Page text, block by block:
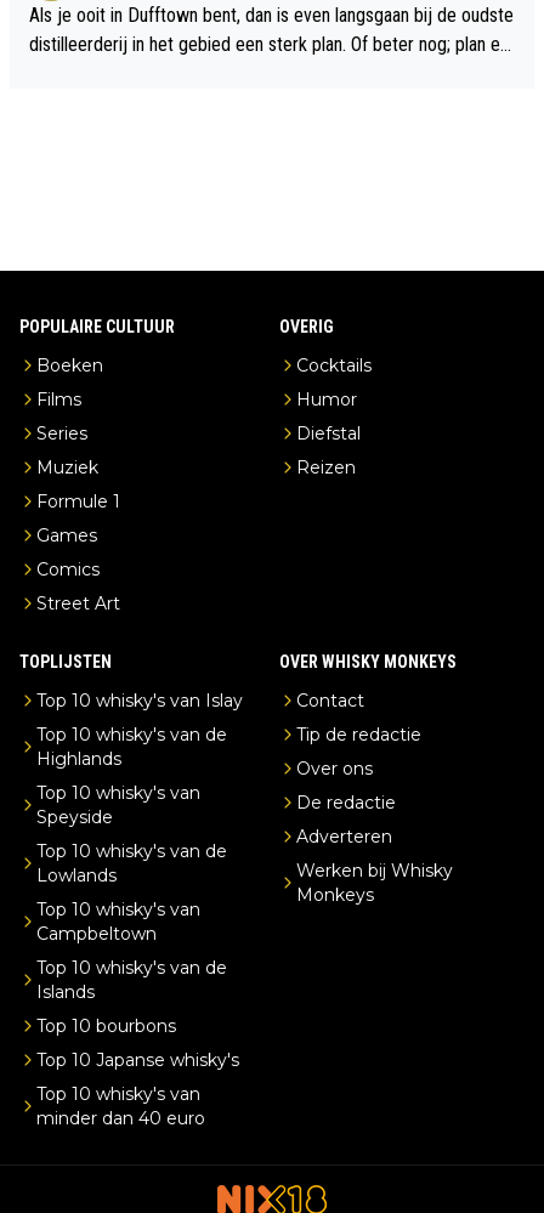
Als je ooit in Dufftown bent, dan is even langsgaan bij de oudste
distilleerderij in het gebied een sterk plan. Of beter nog; plan ee
POPULAIRE CULTUUR
Boeken
Films
Series
Muziek
Formule 1
Games
Comics
Street Art
OVERIG
Cocktails
Humor
Diefstal
Reizen
TOPLIJSTEN
Top 10 whisky's van Islay
Top 10 whisky's van de
Highlands
Top 10 whisky's van
Speyside
Top 10 whisky's van de
Lowlands
Top 10 whisky's van
Campbeltown
Top 10 whisky's van de
Islands
Top 10 bourbons
Top 10 Japanse whisky's
Top 10 whisky's van
minder dan 40 euro
OVER WHISKY MONKEYS
Contact
Tip de redactie
Over ons
De redactie
Adverteren
Werken bij Whisky
Monkeys